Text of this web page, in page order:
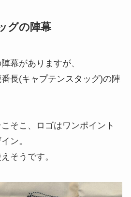
グの陣幕
幕がありますが、
長(キャプテンスタッグ)の陣
そこ、ロゴはワンポイント
ン。
そうです。